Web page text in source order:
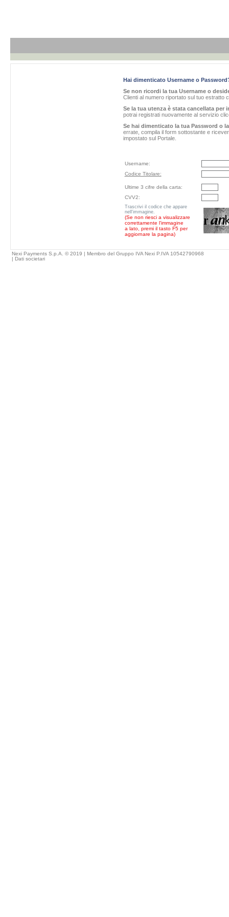
Hai dimenticato Username o
Se non ricordi la tua Username o
Clienti al numero riportato sul tuo estratto
Se la tua utenza è stata cancellata per
potrai registrati nuovamente al servizio
Se hai dimenticato la tua Password o
errate, compila il form sottostante e
impostato sul Portale.
Username:
Codice Titolare:
Ultime 3 cifre della carta:
CVV2:
Trascrivi il codice che appare
nell'immagine.
(Se non riesci a visualizzare
correttamente l'immagine
a lato, premi il tasto F5 per
aggiornare la pagina)
Nexi Payments S.p.A. © 2019 | Membro del Gruppo IVA Nexi P.IVA 10542790968
| Dati societari